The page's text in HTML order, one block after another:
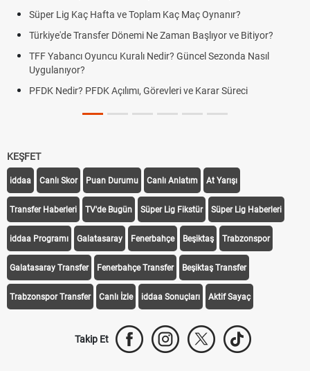
Süper Lig Kaç Hafta ve Toplam Kaç Maç Oynanır?
Türkiye'de Transfer Dönemi Ne Zaman Başlıyor ve Bitiyor?
TFF Yabancı Oyuncu Kuralı Nedir? Güncel Sezonda Nasıl
Uygulanıyor?
PFDK Nedir? PFDK Açılımı, Görevleri ve Karar Süreci
KEŞFET
iddaa Canlı Skor Puan Durumu Canlı Anlatım At Yarışı
Transfer Haberleri TV'de Bugün Süper Lig Fikstür Süper Lig Haberleri
iddaa Programı Galatasaray Fenerbahçe Beşiktaş Trabzonspor
Galatasaray Transfer Fenerbahçe Transfer Beşiktaş Transfer
Trabzonspor Transfer Canlı İzle iddaa Sonuçları Aktif Sayaç
Takip Et